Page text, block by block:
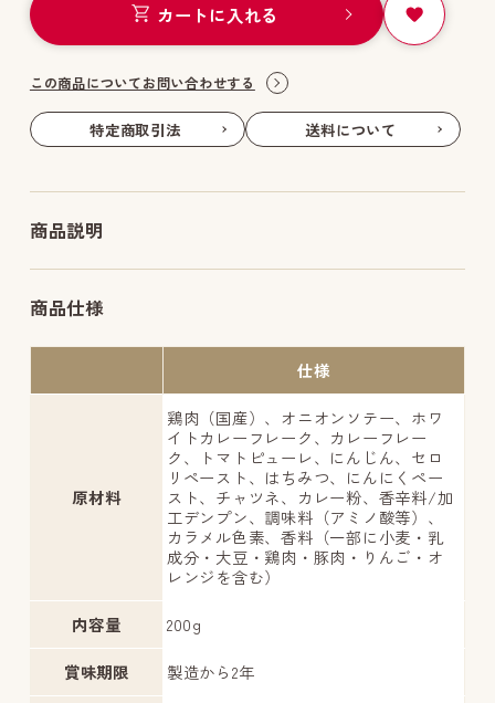
カートに入れる
この商品についてお問い合わせする
特定商取引法 送料について
商品説明
商品仕様
仕様
原材料
鶏肉（国産）、オニオンソテー、ホワ
イトカレーフレーク、カレーフレー
ク、トマトピューレ、にんじん、セロ
リペースト、はちみつ、にんにくペー
スト、チャツネ、カレー粉、香辛料/加
工デンプン、調味料（アミノ酸等）、
カラメル色素、香料（一部に小麦・乳
成分・大豆・鶏肉・豚肉・りんご・オ
レンジを含む）
内容量 200g
賞味期限 製造から2年